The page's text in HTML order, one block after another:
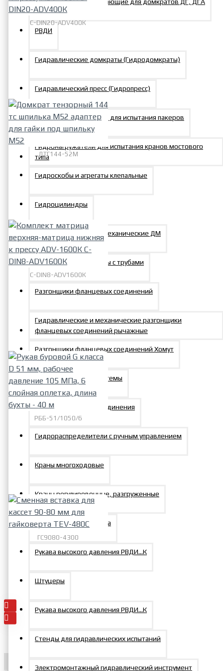
РВДИ
Гидравлические домкраты (Гидродомкраты)
Гидравлический пресс (Гидропресс)
Гидравлический стенд для испытания пакеров
Гидронагружатели для испытания кранов мостового
типа
Гидроскобы и агрегаты клепальные
Гидроцилиндры
Домкраты винтовые механические ДМ
Инструмент для работы с трубами
Разгонщики фланцевых соединений
Гидравлические и механические разгонщики
фланцевых соединений рычажные
Разгонщики фланцевых соединений Хомут
Компоненты гидросистемы
Быстроразъемные соединения
Гидрораспределители с ручным управлением
Краны многоходовые
Краны регулировочные, разгруженные
Распределители потока
Рукава высокого давления РВДИ…К
Штуцеры
Рукава высокого давления РВДИ…К
Стенды для гидравлических испытаний
Электромонтажный гидравлический инструмент
C-DIN20-ADV400К
прессу ADV-400К C-DIN20-
25895р.
ДТГ144-52М
Домкрат тензорный 144 тс
шпилька М52 адаптер для
122147р.
C-DIN8-ADV1600К
Комплект матрица
ADV1600К
РББ-51/1050/6
Рукав буровой G класса D 51
длина бухты - 40 м
ГС9080-4300
Сменная вставка для кассет